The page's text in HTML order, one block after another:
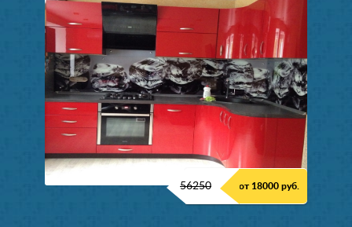
56250 от 18000 руб.